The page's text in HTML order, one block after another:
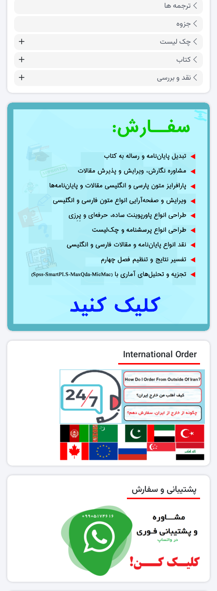
ترجمه ها
جزوه
چک لیست
کتاب
نقد و بررسی
International Order
پشتیبانی و سفارش